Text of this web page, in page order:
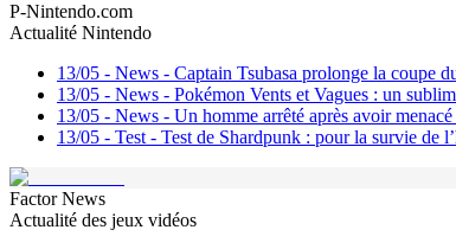
P-Nintendo.com
Actualité Nintendo
13/05 - News - Captain Tsubasa prolonge la coupe
13/05 - News - Pokémon Vents et Vagues : un
13/05 - News - Un homme arrêté après avoir
13/05 - Test - Test de Shardpunk : pour la survie de
Factor News
Actualité des jeux vidéos